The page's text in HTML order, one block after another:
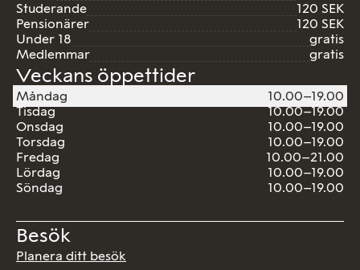
Studerande
120 SEK
Pensionärer
120 SEK
Under 18
gratis
Medlemmar
gratis
Veckans öppettider
Måndag
10.00–19.00
Tisdag
10.00–19.00
Onsdag
10.00–19.00
Torsdag
10.00–19.00
Fredag
10.00–21.00
Lördag
10.00–19.00
Söndag
10.00–19.00
Besök
Planera ditt besök